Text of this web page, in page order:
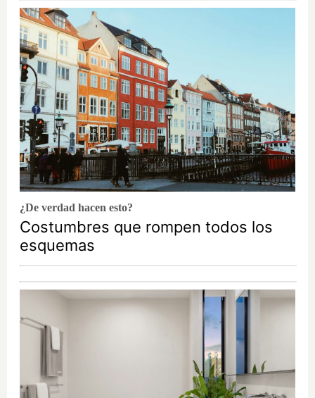
¿De verdad hacen esto?
Costumbres que rompen todos los
esquemas